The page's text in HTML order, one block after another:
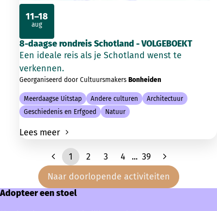
8-daagse rondreis Schotland - VOLGEBOEKT
Een ideale reis als je Schotland wenst te
verkennen.
Georganiseerd door Cultuursmakers Bonheiden
Meerdaagse Uitstap Andere culturen
Architectuur
Geschiedenis en Erfgoed
Natuur
Lees meer
11–18
aug
2026
1 2 3 4 ... 39
Naar doorlopende activiteiten
Adopteer een stoel